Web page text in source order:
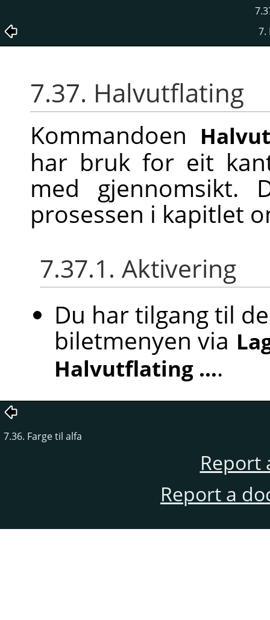
7.
7.37. Halvutflating
Kommandoen
har bruk for eit
med
prosessen i kapitlet
7.37.1. Aktivering
Du har tilgang til
biletmenyen via
Halvutflating ….
7.36. Farge til alfa
Report
Report a